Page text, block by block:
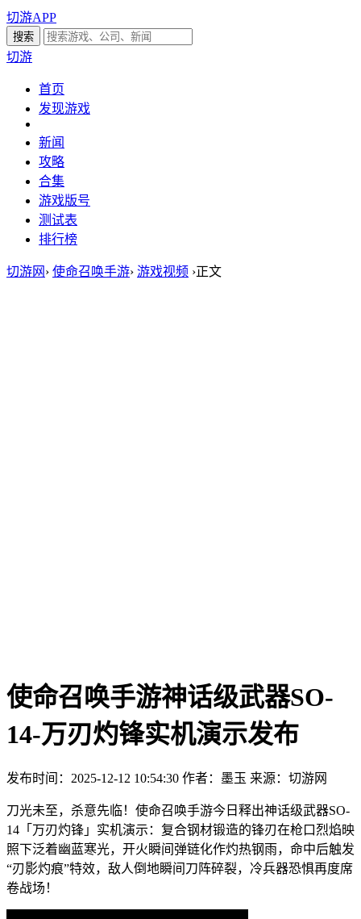
切游APP
切游
首页
发现游戏
新闻
攻略
合集
游戏版号
测试表
排行榜
切游网 › 使命召唤手游› 游戏视频 ›正文
使命召唤手游神话级武器SO-
14-万刃灼锋实机演示发布
发布时间：2025-12-12 10:54:30 作者：墨玉 来源：切游网
刀光未至，杀意先临！使命召唤手游今日释出神话级武器SO-
14「万刃灼锋」实机演示：复合钢材锻造的锋刃在枪口烈焰映
照下泛着幽蓝寒光，开火瞬间弹链化作灼热钢雨，命中后触发
“刃影灼痕”特效，敌人倒地瞬间刀阵碎裂，冷兵器恐惧再度席
卷战场！